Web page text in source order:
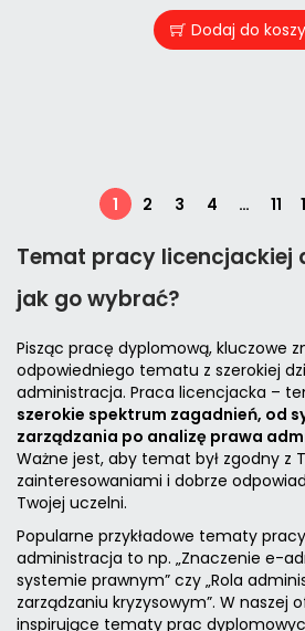
Dodaj do
1 2 3 4 … 11
Temat pracy licencjackiej
jak go wybrać?
Pisząc pracę dyplomową, kluczowe
odpowiedniego tematu z szerokiej
administracja. Praca licencjacka –
szerokie spektrum zagadnień, od
zarządzania po analizę prawa
Ważne jest, aby temat był zgodny z
zainteresowaniami i dobrze
Twojej uczelni.
Popularne przykładowe tematy
administracja to np. „Znaczenie e-
systemie prawnym” czy „Rola
zarządzaniu kryzysowym”. W naszej
inspirujące tematy prac